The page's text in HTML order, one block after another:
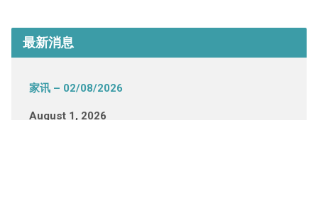
最新消息
家讯 – 02/08/2026
August 1, 2026